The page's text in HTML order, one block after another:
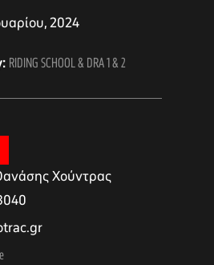
2024
RIDING SCHOOL & DRA 1 & 2
Χούντρας